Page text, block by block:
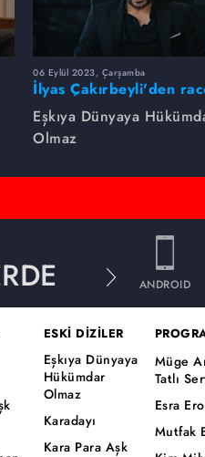
06 Eylül 2023, Çarşamba
İlyas Çakırbeyli'den
dersleri!
Eşkıya Dünyaya
Olmaz
ANDROID
ESKİ DİZİLER
Eşkıya Dünyaya
Hükümdar
Olmaz
Karadayı
Kara Para Aşk
Müge
Tatlı
Esra
Mutfak